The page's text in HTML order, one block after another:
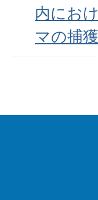
内にお
マの捕